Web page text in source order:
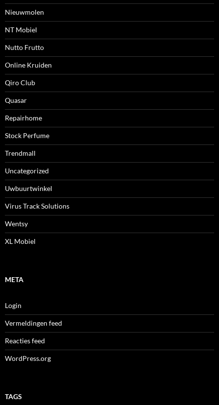
Nieuwmolen
NT Mobiel
Nutto Frutto
Online Kruiden
Qiro Club
Quasar
Repairhome
Stock Perfume
Trendmall
Uncategorized
Uwbuurtwinkel
Virus Track Solutions
Wentsy
XL Mobiel
META
Login
Vermeldingen feed
Reacties feed
WordPress.org
TAGS